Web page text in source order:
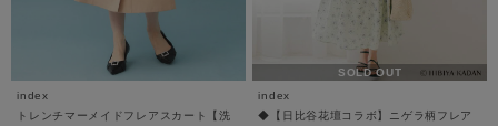
index
トレンチマーメイドフレアスカート【洗
SOLD OUT
index
◆【日比谷花壇コラボ】ニゲラ柄フレア